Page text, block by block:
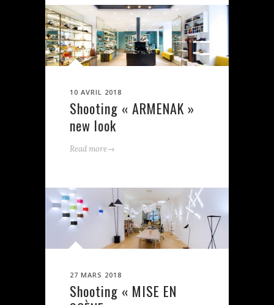
10 AVRIL 2018
Shooting « ARMENAK »
new look
Read more→
27 MARS 2018
Shooting « MISE EN